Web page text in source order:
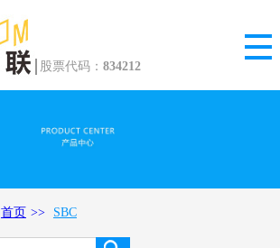
股票代码： 834212
首页 SBC